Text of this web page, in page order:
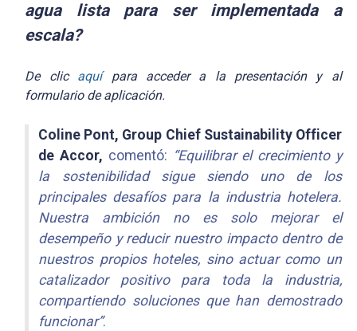
agua lista para ser implementada a
escala?
De clic aquí
para acceder a la presentación y al
formulario de aplicación.
Coline Pont, Group Chief Sustainability Officer
de Accor, comentó: “Equilibrar el crecimiento y
la sostenibilidad sigue siendo uno de los
principales desafíos para la industria hotelera.
Nuestra ambición no es solo mejorar el
desempeño y reducir nuestro impacto dentro de
nuestros propios hoteles, sino actuar como un
catalizador positivo para toda la industria,
compartiendo soluciones que han demostrado
funcionar”.